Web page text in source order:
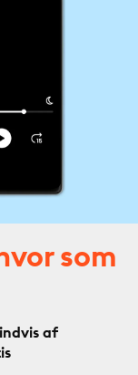
som
af